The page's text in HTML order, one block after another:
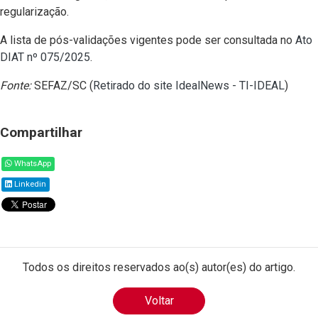
regularização.
A lista de pós-validações vigentes pode ser consultada no Ato
DIAT nº 075/2025.
Fonte:SEFAZ/SC (Retirado do site IdealNews - TI-IDEAL)
Compartilhar
WhatsApp
Linkedin
Todos os direitos reservados ao(s) autor(es) do artigo.
Voltar